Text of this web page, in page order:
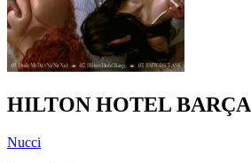
HILTON HOTEL BARÇA
Nucci